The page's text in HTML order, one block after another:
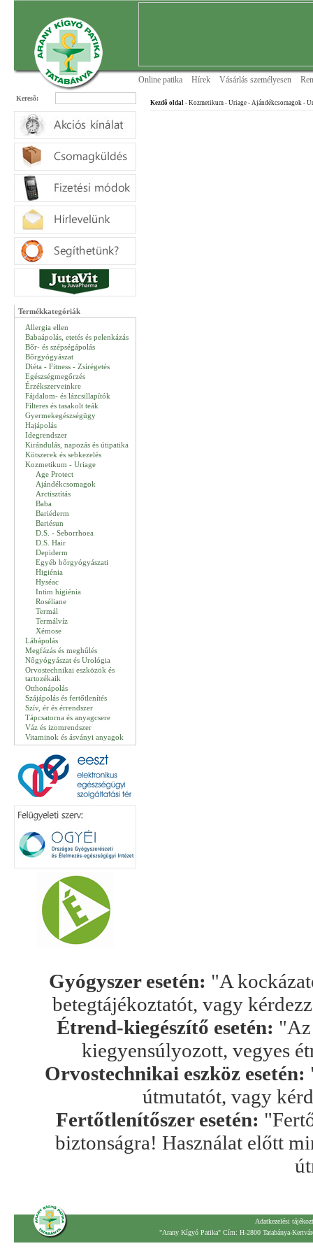
Online patika Hírek Vásárlás személyesen
Keresõ:
Termékkategóriák
Allergia ellen
Babaápolás, etetés és pelenkázás
Bőr- és szépségápolás
Bőrgyógyászat
Diéta - Fitness - Zsírégetés
Egészségmegőrzés
Érzékszerveinkre
Fájdalom- és lázcsillapítók
Filteres és tasakolt teák
Gyermekegészségügy
Hajápolás
Idegrendszer
Kirándulás, napozás és útipatika
Kötszerek és sebkezelés
Kozmetikum - Uriage
Age Protect
Ajándékcsomagok
Arctisztítás
Baba
Bariéderm
Bariésun
D.S. - Seborrhoea
D.S. Hair
Depiderm
Egyéb bőrgyógyászati
Higiénia
Hyséac
Intim higiénia
Roséliane
Termál
Termálvíz
Xémose
Lábápolás
Megfázás és meghűlés
Nőgyógyászat és Urológia
Orvostechnikai eszközök és
tartozékaik
Otthonápolás
Szájápolás és fertőtlenítés
Szív, ér és érrendszer
Tápcsatorna és anyagcsere
Váz és izomrendszer
Vitaminok és ásványi anyagok
Kezdõ oldal - Kozmetikum - Uriage - Ajándékcsomagok -
Gyógyszer esetén: "A
betegtájékoztatót, vagy
Étrend-kiegészítő esetén: "Az
kiegyensúlyozott, vegyes
Orvostechnikai eszköz esetén:
útmutatót, vagy
Fertőtlenítőszer esetén:
biztonságra! Használat előtt
Adatkezelési
"Arany Kígyó Patika" Cím: H-2800 Tatabánya-